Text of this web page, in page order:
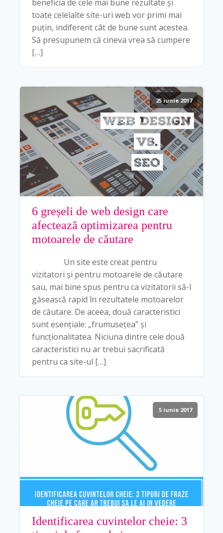
beneficia de cele mai bune rezultate și
toate celelalte site-uri web vor primi mai
puțin, indiferent cât de bune sunt acestea.
Să presupunem că cineva vrea să cumpere
[…]
25 iunie 2017
6 greșeli de web design care
afectează optimizarea pentru
motoarele de căutare
Un site este creat pentru
vizitatori și pentru motoarele de căutare
sau, mai bine spus pentru ca vizitatorii să-l
găsească rapid în rezultatele motoarelor
de căutare. De aceea, două caracteristici
sunt esențiale: „frumusețea” și
funcționalitatea. Niciuna dintre cele două
caracteristici nu ar trebui sacrificată
pentru ca site-ul […]
5 iunie 2017
Identificarea cuvintelor cheie: 3